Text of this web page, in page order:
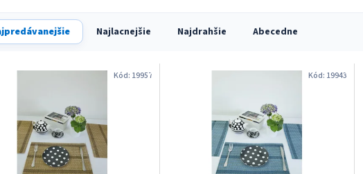
Najlacnejšie Najdrahšie Abecedne
Kód: 19957 Kód: 19943